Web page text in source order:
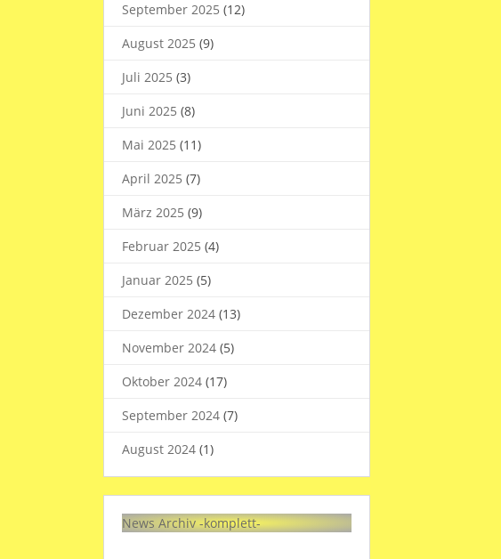
September 2025 (12)
August 2025 (9)
Juli 2025 (3)
Juni 2025 (8)
Mai 2025 (11)
April 2025 (7)
März 2025 (9)
Februar 2025 (4)
Januar 2025 (5)
Dezember 2024 (13)
November 2024 (5)
Oktober 2024 (17)
September 2024 (7)
August 2024 (1)
News Archiv -komplett-